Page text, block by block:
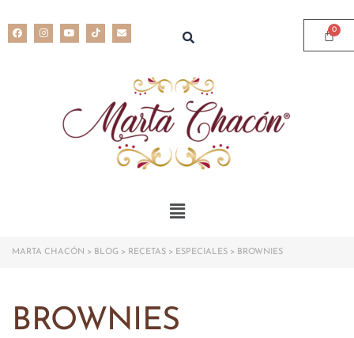
MARTA CHACÓN > BLOG > RECETAS > ESPECIALES > BROWNIES
BROWNIES